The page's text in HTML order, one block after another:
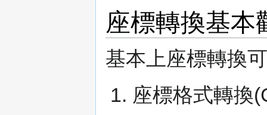
座標轉換基本
基本上座標轉換
座標格式轉換